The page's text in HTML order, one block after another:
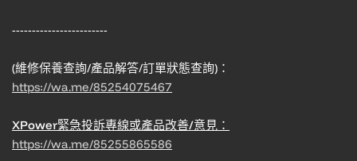
------------------------
(維修保養查詢/產品解答/訂單狀態查詢)：
https://wa.me/85254075467
XPower緊急投訴專線或產品改善/意見：
https://wa.me/85255865586